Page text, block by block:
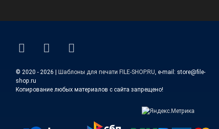
ВКонтакте
YouTube
E-mail
© 2020 - 2026 | Шаблоны для печати FILE-SHOP.RU , e-mail: store@file-
shop.ru
Копирование любых материалов с сайта запрещено!